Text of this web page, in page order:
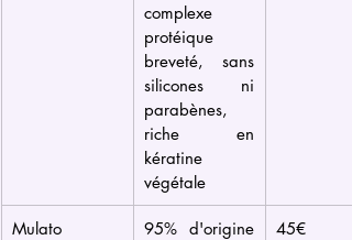
complexe
protéique
breveté, sans
silicones ni
parabènes,
riche en
kératine
végétale
Mulato
95% d'origine
45€